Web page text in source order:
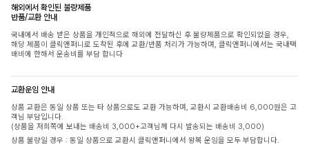
해외에서 확인된 불량제품
반품/교환 안내
국내에서 배송 받은 상품을 개인적으로 해외에 전달하신 후 불량제품으로 확인되었을 경우,
해당 제품이 클릭앤퍼니로 도착된 후에 교환/반품 처리가 가능하며, 클릭앤퍼니에서는 국내택
배비에 한해서 운송비를 부담 합니다
교환운임 안내
상품 교환은 동일 상품 또는 타 상품으로도 교환 가능하며, 교환시 교환배송비 6,000원은 고
객님 부담입니다.
(상품을 저희쪽에 보내는 배송비 3,000+고객님께 다시 발송되는 배송비 3,000)
상품 불량일 경우 : 동일 상품으로 교환시 클릭앤퍼니에서 왕복 운임을 모두 부담합니다.